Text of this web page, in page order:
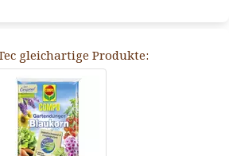
gleichartige Produkte: